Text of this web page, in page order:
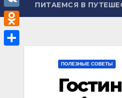
ПИТАЕМСЯ В
ПОЛЕЗНЫЕ СОВЕТЫ
A
l
e
g
i
b
e
V
K
O